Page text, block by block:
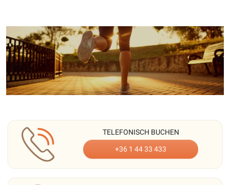
TELEFONISCH BUCHEN
+36 1 44 33 433